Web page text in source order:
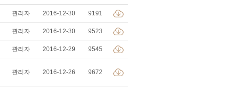
관리자 2016-12-30 9191
관리자 2016-12-30 9523
관리자 2016-12-29 9545
관리자 2016-12-26 9672